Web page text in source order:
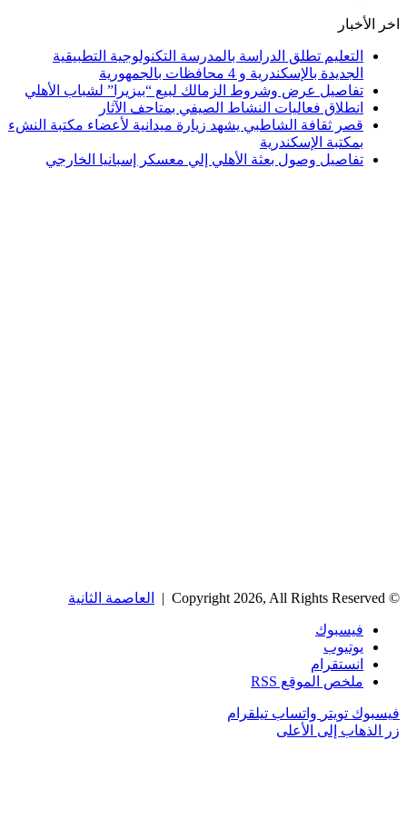
اخر الأخبار
التعليم تطلق الدراسة بالمدرسة التكنولوجية التطبيقية
الجديدة بالإسكندرية و 4 محافظات بالجمهورية
تفاصيل عرض وشروط الزمالك لبيع “بيزيرا” لشباب الأهلي
انطلاق فعاليات النشاط الصيفي بمتاحف الآثار
قصر ثقافة الشاطبي يشهد زيارة ميدانية لأعضاء مكتبة النشء
بمكتبة الإسكندرية
تفاصيل وصول بعثة الأهلي إلي معسكر إسبانيا الخارجي
© Copyright 2026, All Rights Reserved | العاصمة الثانية
فيسبوك
يوتيوب
انستقرام
ملخص الموقع RSS
فيسبوك تويتر واتساب تيلقرام
زر الذهاب إلى الأعلى